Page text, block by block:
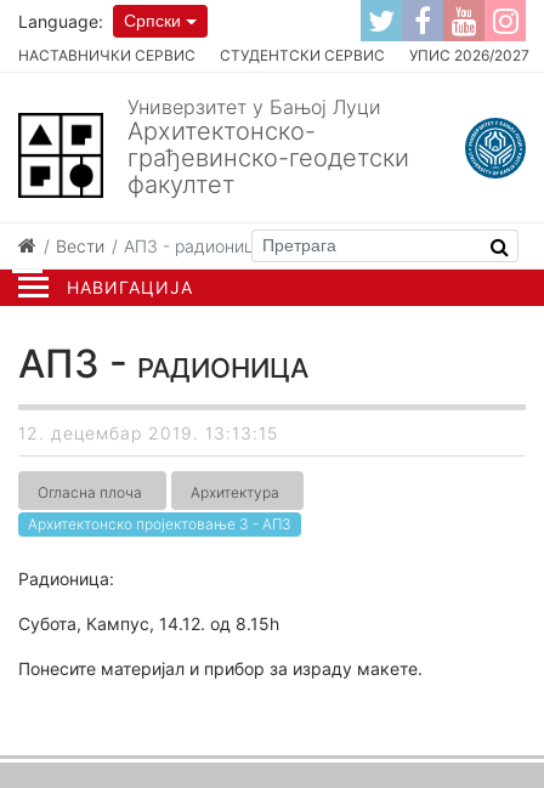
НАВИГАЦИЈА
НАСТАВНИЧКИ СЕРВИС СТУДЕНТСКИ СЕРВИС УПИС 2026/2027
Language: Српски
Универзитет у Бањој Луци
Архитектонско-
грађевинско-геодетски
факултет
Вести АП3 - радионица
АП3 - радионица
12. децембар 2019. 13:13:15
Огласна плоча
Архитектура
Архитектонско пројектовање 3 - АП3
Радионица:
Субота, Кампус, 14.12. од 8.15h
Понесите материјал и прибор за израду макете.